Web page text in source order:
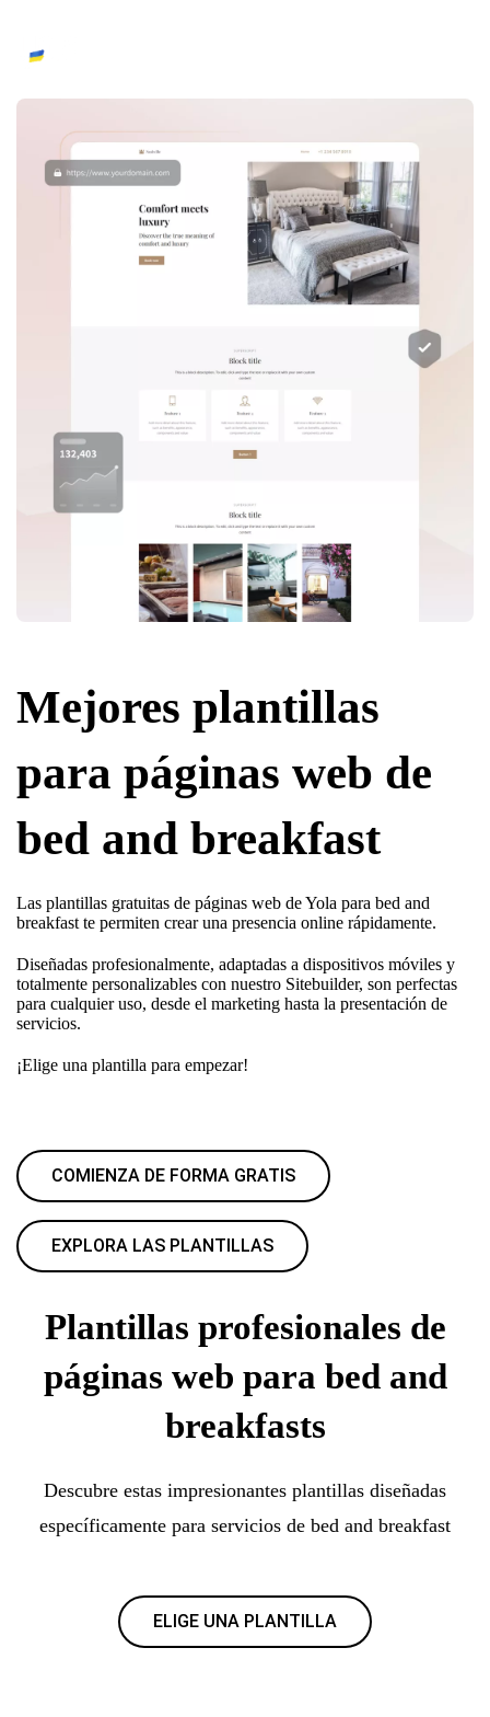
Mejores plantillas
para páginas web de
bed and breakfast
Las plantillas gratuitas de páginas web de Yola para bed and
breakfast te permiten crear una presencia online rápidamente.
Diseñadas profesionalmente, adaptadas a dispositivos móviles y
totalmente personalizables con nuestro Sitebuilder, son perfectas
para cualquier uso, desde el marketing hasta la presentación de
servicios.
¡Elige una plantilla para empezar!
COMIENZA DE FORMA GRATIS
EXPLORA LAS PLANTILLAS
Plantillas profesionales de
páginas web para bed and
breakfasts
Descubre estas impresionantes plantillas diseñadas
específicamente para servicios de bed and breakfast
ELIGE UNA PLANTILLA